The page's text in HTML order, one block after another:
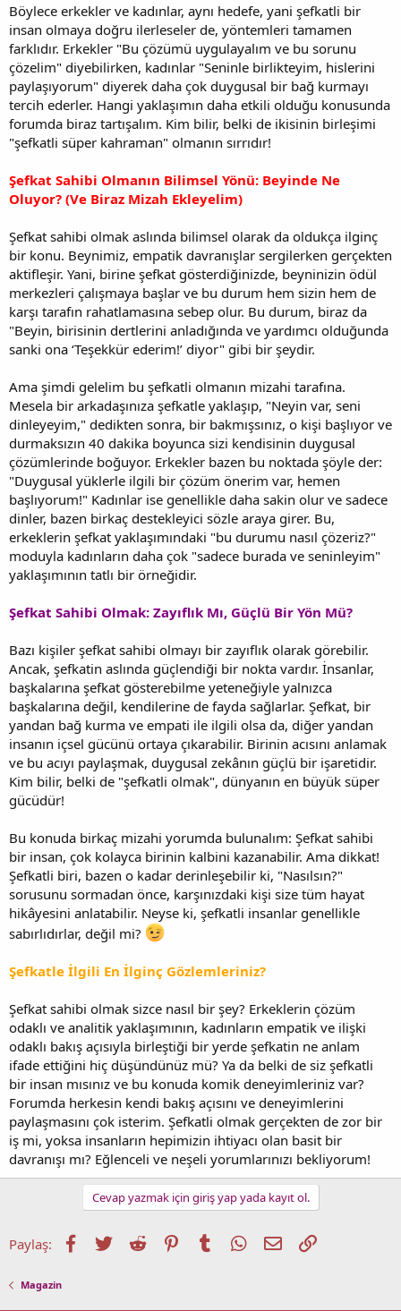
Böylece erkekler ve kadınlar, aynı hedefe, yani şefkatli bir
insan olmaya doğru ilerleseler de, yöntemleri tamamen
farklıdır. Erkekler "Bu çözümü uygulayalım ve bu sorunu
çözelim" diyebilirken, kadınlar "Seninle birlikteyim, hislerini
paylaşıyorum" diyerek daha çok duygusal bir bağ kurmayı
tercih ederler. Hangi yaklaşımın daha etkili olduğu konusunda
forumda biraz tartışalım. Kim bilir, belki de ikisinin birleşimi
"şefkatli süper kahraman" olmanın sırrıdır!
Şefkat Sahibi Olmanın Bilimsel Yönü: Beyinde Ne
Oluyor? (Ve Biraz Mizah Ekleyelim)
Şefkat sahibi olmak aslında bilimsel olarak da oldukça ilginç
bir konu. Beynimiz, empatik davranışlar sergilerken gerçekten
aktifleşir. Yani, birine şefkat gösterdiğinizde, beyninizin ödül
merkezleri çalışmaya başlar ve bu durum hem sizin hem de
karşı tarafın rahatlamasına sebep olur. Bu durum, biraz da
"Beyin, birisinin dertlerini anladığında ve yardımcı olduğunda
sanki ona ‘Teşekkür ederim!’ diyor" gibi bir şeydir.
Ama şimdi gelelim bu şefkatli olmanın mizahi tarafına.
Mesela bir arkadaşınıza şefkatle yaklaşıp, "Neyin var, seni
dinleyeyim," dedikten sonra, bir bakmışsınız, o kişi başlıyor ve
durmaksızın 40 dakika boyunca sizi kendisinin duygusal
çözümlerinde boğuyor. Erkekler bazen bu noktada şöyle der:
"Duygusal yüklerle ilgili bir çözüm önerim var, hemen
başlıyorum!" Kadınlar ise genellikle daha sakin olur ve sadece
dinler, bazen birkaç destekleyici sözle araya girer. Bu,
erkeklerin şefkat yaklaşımındaki "bu durumu nasıl çözeriz?"
moduyla kadınların daha çok "sadece burada ve seninleyim"
yaklaşımının tatlı bir örneğidir.
Şefkat Sahibi Olmak: Zayıflık Mı, Güçlü Bir Yön Mü?
Bazı kişiler şefkat sahibi olmayı bir zayıflık olarak görebilir.
Ancak, şefkatin aslında güçlendiği bir nokta vardır. İnsanlar,
başkalarına şefkat gösterebilme yeteneğiyle yalnızca
başkalarına değil, kendilerine de fayda sağlarlar. Şefkat, bir
yandan bağ kurma ve empati ile ilgili olsa da, diğer yandan
insanın içsel gücünü ortaya çıkarabilir. Birinin acısını anlamak
ve bu acıyı paylaşmak, duygusal zekânın güçlü bir işaretidir.
Kim bilir, belki de "şefkatli olmak", dünyanın en büyük süper
gücüdür!
Bu konuda birkaç mizahi yorumda bulunalım: Şefkat sahibi
bir insan, çok kolayca birinin kalbini kazanabilir. Ama dikkat!
Şefkatli biri, bazen o kadar derinleşebilir ki, "Nasılsın?"
sorusunu sormadan önce, karşınızdaki kişi size tüm hayat
hikâyesini anlatabilir. Neyse ki, şefkatli insanlar genellikle
sabırlıdırlar, değil mi?
Şefkatle İlgili En İlginç Gözlemleriniz?
Şefkat sahibi olmak sizce nasıl bir şey? Erkeklerin çözüm
odaklı ve analitik yaklaşımının, kadınların empatik ve ilişki
odaklı bakış açısıyla birleştiği bir yerde şefkatin ne anlam
ifade ettiğini hiç düşündünüz mü? Ya da belki de siz şefkatli
bir insan mısınız ve bu konuda komik deneyimleriniz var?
Forumda herkesin kendi bakış açısını ve deneyimlerini
paylaşmasını çok isterim. Şefkatli olmak gerçekten de zor bir
iş mi, yoksa insanların hepimizin ihtiyacı olan basit bir
davranışı mı? Eğlenceli ve neşeli yorumlarınızı bekliyorum!
Cevap yazmak için giriş yap yada kayıt ol.
Paylaş: Facebook
TwitterReddit PinterestTumblrWhatsApp
E-postaLink
Magazin